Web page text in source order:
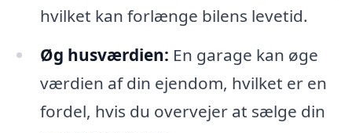
hvilket kan forlænge bilens levetid.
Øg husværdien: En garage kan øge
værdien af din ejendom, hvilket er en
fordel, hvis du overvejer at sælge din